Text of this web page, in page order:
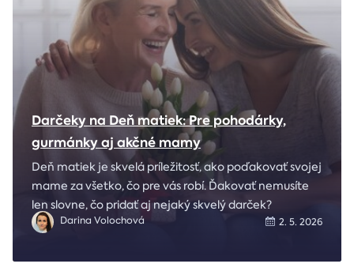
Darčeky na Deň matiek: Pre pohodárky,
gurmánky aj akčné mamy
Deň matiek je skvelá príležitosť, ako poďakovať svojej
mame za všetko, čo pre vás robí. Ďakovať nemusíte
len slovne, čo pridať aj nejaký skvelý darček?
Darina Volochová 2. 5. 2026